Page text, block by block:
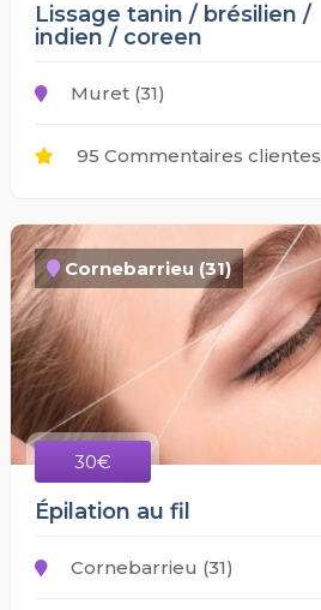
Lissage tanin / brésilien /
indien / coreen
Muret (31)
95 Commentaires clientes
Cornebarrieu (31)
30€
Épilation au fil
Cornebarrieu (31)